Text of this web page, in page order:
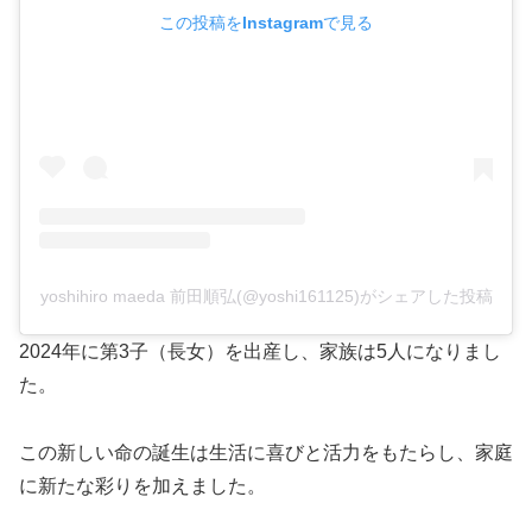
この投稿をInstagramで見る
yoshihiro maeda 前田順弘(@yoshi161125)がシェアした投稿
2024年に第3子（長女）を出産し、家族は5人になりまし
た。
この新しい命の誕生は生活に喜びと活力をもたらし、家庭
に新たな彩りを加えました。